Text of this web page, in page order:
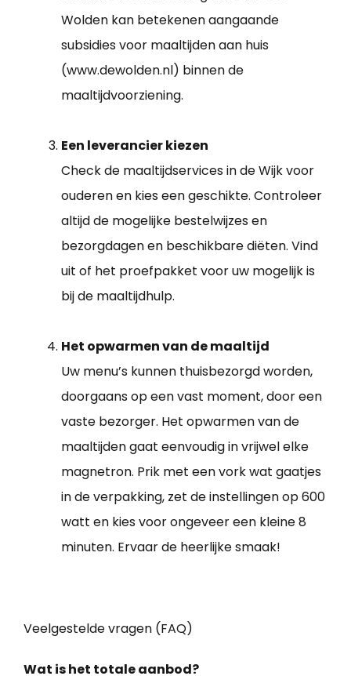
Wolden kan betekenen aangaande
subsidies voor maaltijden aan huis
(www.dewolden.nl) binnen de
maaltijdvoorziening.
Een leverancier kiezen
Check de maaltijdservices in de Wijk voor
ouderen en kies een geschikte. Controleer
altijd de mogelijke bestelwijzes en
bezorgdagen en beschikbare diëten. Vind
uit of het proefpakket voor uw mogelijk is
bij de maaltijdhulp.
Het opwarmen van de maaltijd
Uw menu’s kunnen thuisbezorgd worden,
doorgaans op een vast moment, door een
vaste bezorger. Het opwarmen van de
maaltijden gaat eenvoudig in vrijwel elke
magnetron. Prik met een vork wat gaatjes
in de verpakking, zet de instellingen op 600
watt en kies voor ongeveer een kleine 8
minuten. Ervaar de heerlijke smaak!
Veelgestelde vragen (FAQ)
Wat is het totale aanbod?